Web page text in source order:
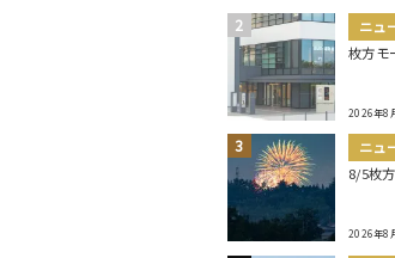
ニュ
枚方モ
2026年8
ニュ
8/5枚
2026年8